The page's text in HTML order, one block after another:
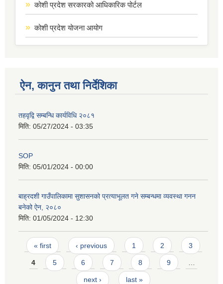
कोशी प्रदेश सरकारको आधिकारिक पोर्टल
कोशी प्रदेश योजना आयोग
ऐन, कानुन तथा निर्देशिका
तहवृद्वि सम्बन्धि कार्यविधि २०८१
मिति: 05/27/2024 - 03:35
SOP
मिति: 05/01/2024 - 00:00
बाह्रदशी गाउँपालिकामा सुशासनको प्रत्याभूलत गने सम्बन्धमा व्यवस्था गनन
बनेको ऐन, २०८०
मिति: 01/05/2024 - 12:30
Pages
« first ‹ previous 1 2 3
4 5 6 7 8 9
next › last »